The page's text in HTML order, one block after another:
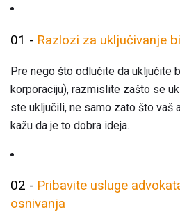
01 - Razlozi za uključivanje
Pre nego što odlučite da uključite
korporaciju), razmislite zašto se
ste uključili, ne samo zato što vaš
kažu da je to dobra ideja.
02 - Pribavite usluge
osnivanja